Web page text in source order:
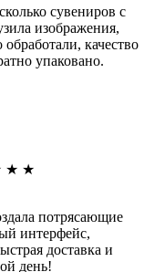
сувениров с
изображения,
качество
упаковано.
★ ★
потрясающие
интерфейс,
доставка и
день!